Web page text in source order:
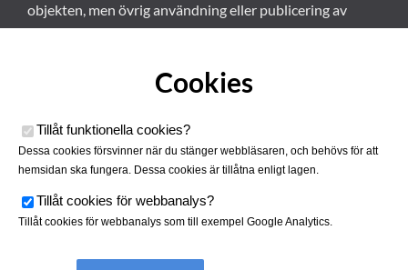
objekten, men övrig användning eller publicering av
Cookies
Tillåt funktionella cookies?
Dessa cookies försvinner när du stänger webbläsaren, och behövs för att
hemsidan ska fungera. Dessa cookies är tillåtna enligt lagen.
Tillåt cookies för webbanalys?
Tillåt cookies för webbanalys som till exempel Google Analytics.